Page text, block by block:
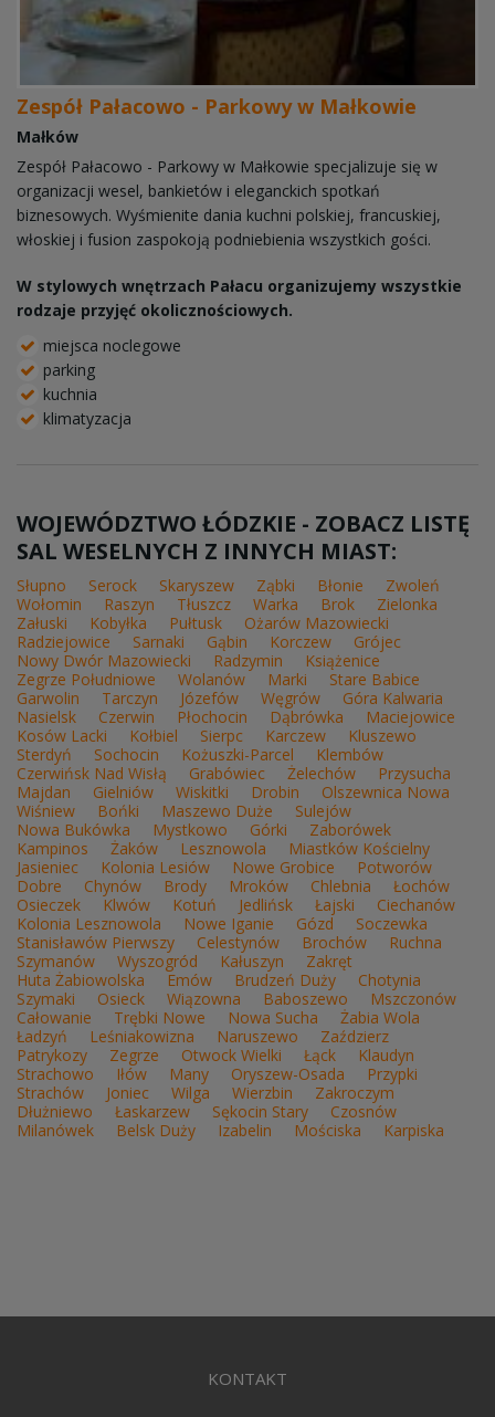
Zespół Pałacowo - Parkowy w Małkowie
Małków
Zespół Pałacowo - Parkowy w Małkowie specjalizuje się w
organizacji wesel, bankietów i eleganckich spotkań
biznesowych. Wyśmienite dania kuchni polskiej, francuskiej,
włoskiej i fusion zaspokoją podniebienia wszystkich gości.
W stylowych wnętrzach Pałacu organizujemy wszystkie
rodzaje przyjęć okolicznościowych.
miejsca noclegowe
parking
kuchnia
klimatyzacja
WOJEWÓDZTWO ŁÓDZKIE - ZOBACZ LISTĘ
SAL WESELNYCH Z INNYCH MIAST:
Słupno Serock Skaryszew Ząbki Błonie
Zwoleń
Wołomin
Raszyn Tłuszcz Warka Brok
Zielonka
Załuski
Kobyłka Pułtusk
Ożarów Mazowiecki
Radziejowice
Sarnaki Gąbin Korczew
Grójec
Nowy Dwór Mazowiecki
Radzymin
Książenice
Zegrze Południowe
Wolanów Marki
Stare Babice
Garwolin
Tarczyn Józefów Węgrów
Góra Kalwaria
Nasielsk
Czerwin Płochocin Dąbrówka
Maciejowice
Kosów Lacki
Kołbiel Sierpc Karczew
Kluszewo
Sterdyń
Sochocin Kożuszki-Parcel
Klembów
Czerwińsk Nad Wisłą
Grabówiec Żelechów
Przysucha
Majdan
Gielniów Wiskitki Drobin
Olszewnica Nowa
Wiśniew
Bońki Maszewo Duże
Sulejów
Nowa Bukówka
Mystkowo Górki
Zaborówek
Kampinos
Żaków Lesznowola
Miastków Kościelny
Jasieniec
Kolonia Lesiów Nowe Grobice
Potworów
Dobre
Chynów Brody Mroków Chlebnia
Łochów
Osieczek
Klwów Kotuń Jedlińsk Łajski
Ciechanów
Kolonia Lesznowola
Nowe Iganie Gózd
Soczewka
Stanisławów Pierwszy
Celestynów Brochów
Ruchna
Szymanów
Wyszogród Kałuszyn
Zakręt
Huta Żabiowolska
Emów Brudzeń Duży
Chotynia
Szymaki
Osieck Wiązowna Baboszewo
Mszczonów
Całowanie
Trębki Nowe Nowa Sucha
Żabia Wola
Ładzyń
Leśniakowizna Naruszewo
Zaździerz
Patrykozy
Zegrze Otwock Wielki Łąck
Klaudyn
Strachowo
Iłów Many Oryszew-Osada
Przypki
Strachów
Joniec Wilga Wierzbin
Zakroczym
Dłużniewo
Łaskarzew Sękocin Stary
Czosnów
Milanówek
Belsk Duży Izabelin Mościska Karpiska
KONTAKT